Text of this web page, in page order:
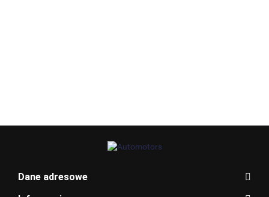
Dane adresowe